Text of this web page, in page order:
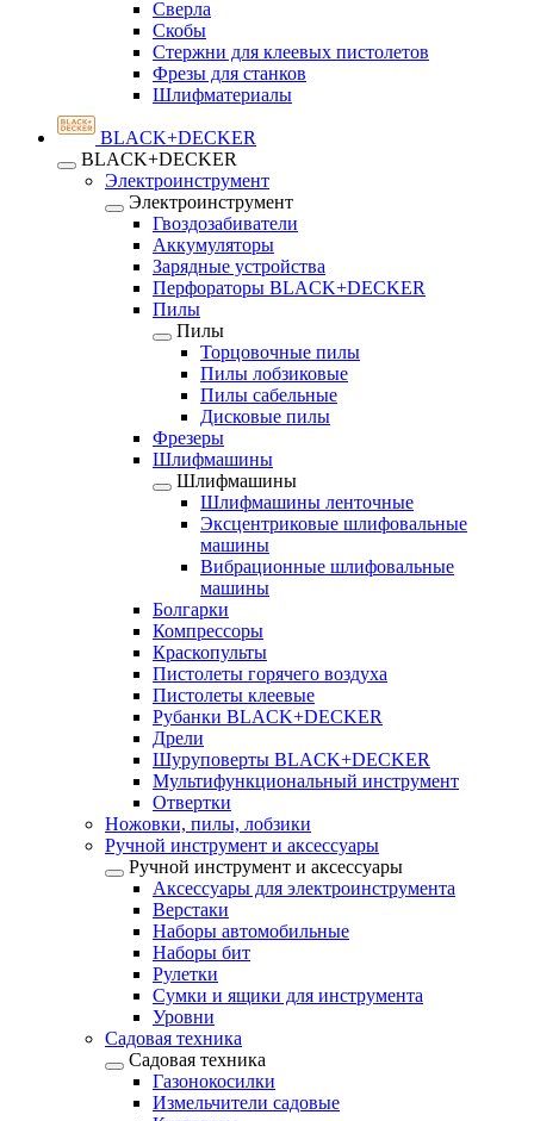
Сверла
Скобы
Стержни для клеевых пистолетов
Фрезы для станков
Шлифматериалы
BLACK+DECKER
BLACK+DECKER
Электроинструмент
Электроинструмент
Гвоздозабиватели
Аккумуляторы
Зарядные устройства
Перфораторы BLACK+DECKER
Пилы
Пилы
Торцовочные пилы
Пилы лобзиковые
Пилы сабельные
Дисковые пилы
Фрезеры
Шлифмашины
Шлифмашины
Шлифмашины ленточные
Эксцентриковые шлифовальные
машины
Вибрационные шлифовальные
машины
Болгарки
Компрессоры
Краскопульты
Пистолеты горячего воздуха
Пистолеты клеевые
Рубанки BLACK+DECKER
Дрели
Шуруповерты BLACK+DECKER
Мультифункциональный инструмент
Отвертки
Ножовки, пилы, лобзики
Ручной инструмент и аксессуары
Ручной инструмент и аксессуары
Аксессуары для электроинструмента
Верстаки
Наборы автомобильные
Наборы бит
Рулетки
Сумки и ящики для инструмента
Уровни
Садовая техника
Садовая техника
Газонокосилки
Измельчители садовые